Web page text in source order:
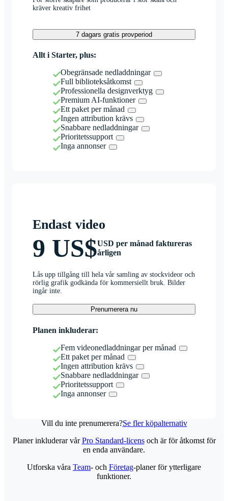
kräver kreativ frihet
7 dagars gratis provperiod
Allt i Starter, plus:
Obegränsade nedladdningar
Full biblioteksåtkomst
Professionella designverktyg
Premium AI-funktioner
Ett paket per månad
Ingen attribution krävs
Snabbare nedladdningar
Prioritetssupport
Inga annonser
Endast video
9 US$USD per månad faktureras
årligen
Lås upp tillgång till hela vår samling av stockvideor och
rörlig grafik godkända för kommersiellt bruk. Bilder
ingår inte.
Prenumerera nu
Planen inkluderar:
Fem videonedladdningar per månad
Ett paket per månad
Ingen attribution krävs
Snabbare nedladdningar
Prioritetssupport
Inga annonser
Vill du inte prenumerera?Se fler köpalternativ
Planer inkluderar vårPro Standard-licensoch är för åtkomst för
en enda användare.
Utforska våra Team- och Företag-planer för ytterligare
funktioner.